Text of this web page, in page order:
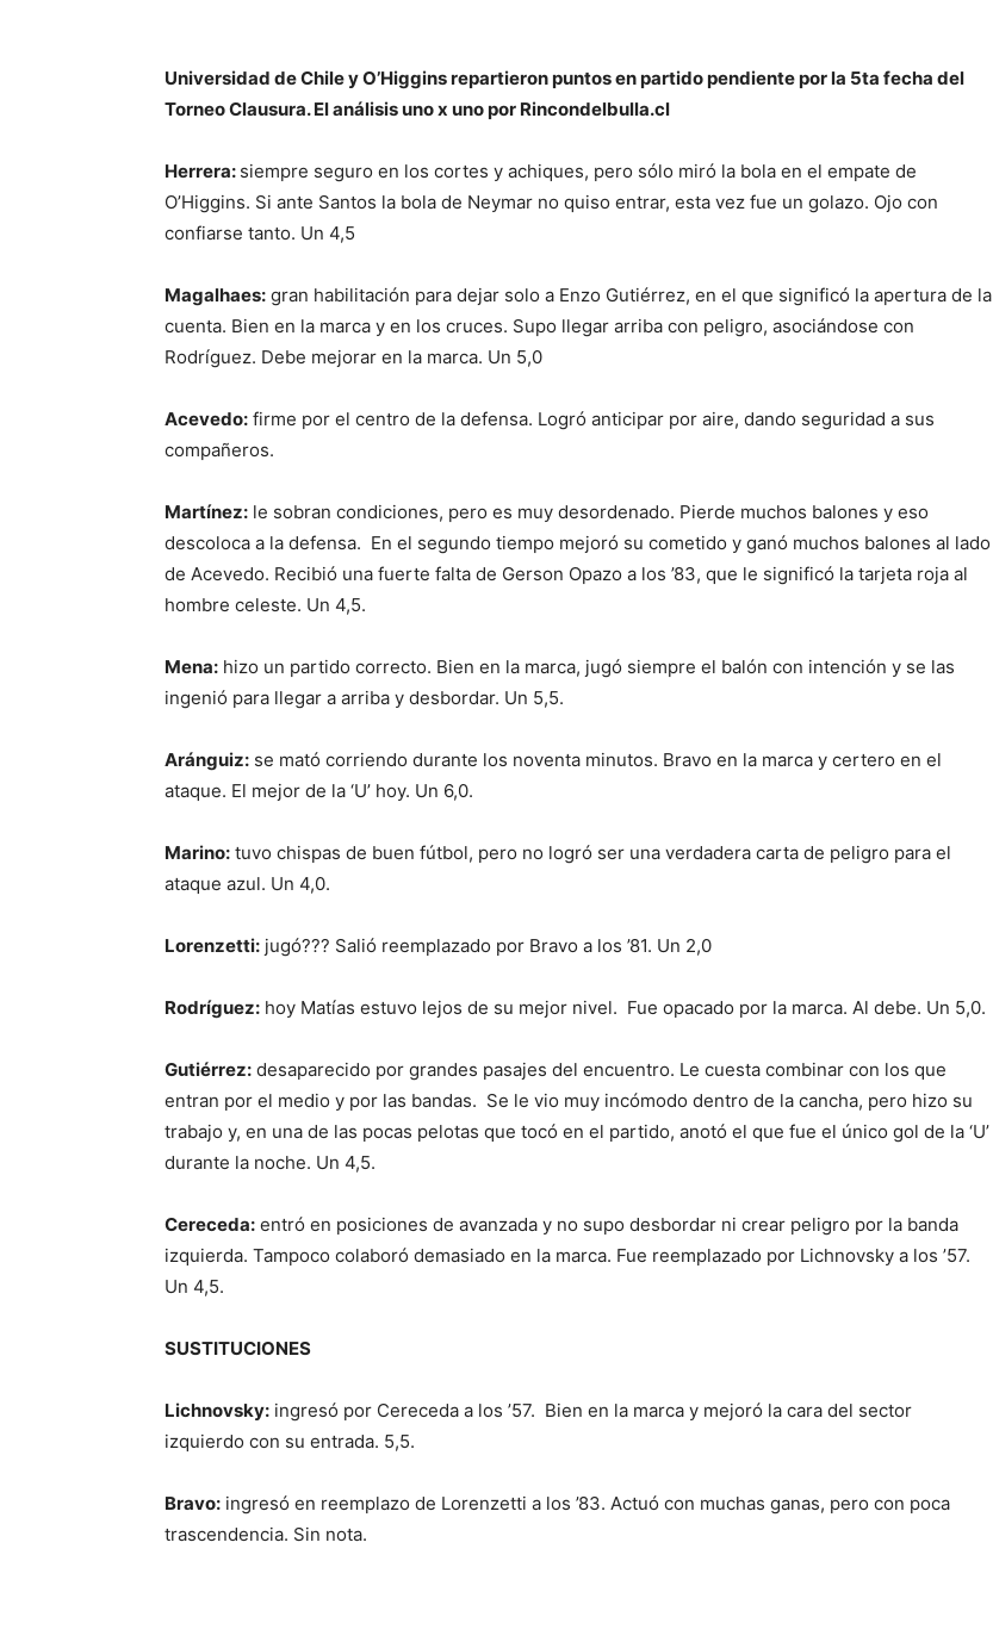
Universidad de Chile y O’Higgins repartieron puntos en partido pendiente por la 5ta fecha del
Torneo Clausura. El análisis uno x uno por Rincondelbulla.cl
Herrera: siempre seguro en los cortes y achiques, pero sólo miró la bola en el empate de
O’Higgins. Si ante Santos la bola de Neymar no quiso entrar, esta vez fue un golazo. Ojo con
confiarse tanto. Un 4,5
Magalhaes: gran habilitación para dejar solo a Enzo Gutiérrez, en el que significó la apertura de la
cuenta. Bien en la marca y en los cruces. Supo llegar arriba con peligro, asociándose con
Rodríguez. Debe mejorar en la marca. Un 5,0
Acevedo: firme por el centro de la defensa. Logró anticipar por aire, dando seguridad a sus
compañeros.
Martínez: le sobran condiciones, pero es muy desordenado. Pierde muchos balones y eso
descoloca a la defensa. En el segundo tiempo mejoró su cometido y ganó muchos balones al lado
de Acevedo. Recibió una fuerte falta de Gerson Opazo a los ’83, que le significó la tarjeta roja al
hombre celeste. Un 4,5.
Mena: hizo un partido correcto. Bien en la marca, jugó siempre el balón con intención y se las
ingenió para llegar a arriba y desbordar. Un 5,5.
Aránguiz: se mató corriendo durante los noventa minutos. Bravo en la marca y certero en el
ataque. El mejor de la ‘U’ hoy. Un 6,0.
Marino: tuvo chispas de buen fútbol, pero no logró ser una verdadera carta de peligro para el
ataque azul. Un 4,0.
Lorenzetti: jugó??? Salió reemplazado por Bravo a los ’81. Un 2,0
Rodríguez: hoy Matías estuvo lejos de su mejor nivel. Fue opacado por la marca. Al debe. Un 5,0.
Gutiérrez: desaparecido por grandes pasajes del encuentro. Le cuesta combinar con los que
entran por el medio y por las bandas. Se le vio muy incómodo dentro de la cancha, pero hizo su
trabajo y, en una de las pocas pelotas que tocó en el partido, anotó el que fue el único gol de la ‘U’
durante la noche. Un 4,5.
Cereceda: entró en posiciones de avanzada y no supo desbordar ni crear peligro por la banda
izquierda. Tampoco colaboró demasiado en la marca. Fue reemplazado por Lichnovsky a los ’57.
Un 4,5.
SUSTITUCIONES
Lichnovsky: ingresó por Cereceda a los ’57. Bien en la marca y mejoró la cara del sector
izquierdo con su entrada. 5,5.
Bravo: ingresó en reemplazo de Lorenzetti a los ’83. Actuó con muchas ganas, pero con poca
trascendencia. Sin nota.